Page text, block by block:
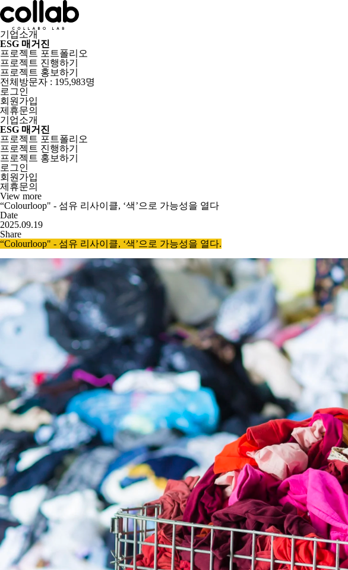
기업소개
ESG 매거진
프로젝트 포트폴리오
프로젝트 진행하기
프로젝트 홍보하기
전체방문자 : 195,983명
로그인
회원가입
제휴문의
기업소개
ESG 매거진
프로젝트 포트폴리오
프로젝트 진행하기
프로젝트 홍보하기
로그인
회원가입
제휴문의
View more
“Colourloop" - 섬유 리사이클, ‘색’으로 가능성을 열다
Date
2025.09.19
Share
“Colourloop" - 섬유 리사이클, ‘색’으로 가능성을 열다.